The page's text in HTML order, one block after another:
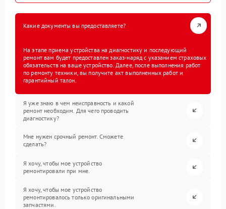
Какие документы вы предоставляете?
На этапе приема устройства на диагностику и последующий
ремонт вам будет предоставлен заказ-наряд с указанием страховых
обязательств на ваше устройство. Далее, после выполнения работ
по ремонту техники, вы получите акт выполненных работ и
гарантийный талон.
Я уже знаю в чем неисправность и какой
ремонт необходим. Для чего проводить
диагностику?
Мне нужен срочный ремонт. Сможете
сделать?
Я хочу, чтобы мое устройство
ремонтировали при мне.
Я хочу, чтобы мое устройство
ремонтировалось только оригинальными
запчастями.